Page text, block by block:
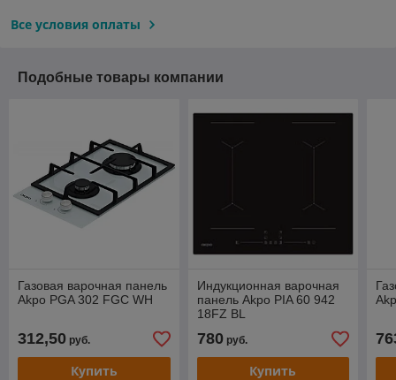
Все условия оплаты
Подобные товары компании
Газовая варочная панель
Akpo PGA 302 FGC WH
312,50 руб.
Купить
Индукционная варочная
панель Akpo PIA 60 942
18FZ BL
780руб.
Купить